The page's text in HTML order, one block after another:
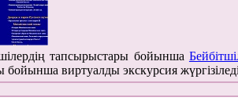
тапсырыстары бойынша
бойынша виртуалды экскурсия